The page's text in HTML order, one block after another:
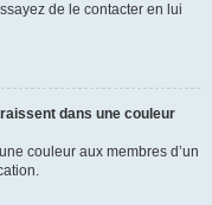
de le contacter en lui
dans une couleur
couleur aux membres d’un